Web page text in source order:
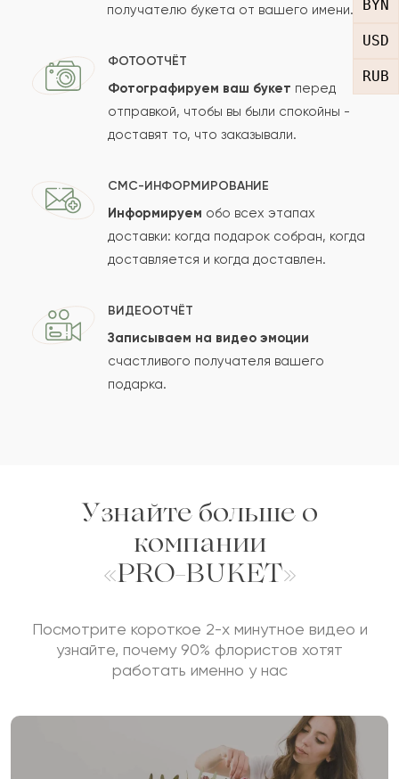
BYN
USD
RUB
Отзыв
Сколько будет
Отзыв будет опубликован после проверки.
Проверяем на спам.
получателю букета от вашего имени.
ФОТООТЧЁТ
Фотографируем ваш букет перед
отправкой, чтобы вы были спокойны -
доставят то, что заказывали.
СМС-ИНФОРМИРОВАНИЕ
Информируем обо всех этапах
доставки: когда подарок собран, когда
доставляется и когда доставлен.
ВИДЕООТЧЁТ
Записываем на видео эмоции
счастливого получателя вашего
подарка.
Узнайте больше о
компании
«PRO-BUKET»
Посмотрите короткое 2-х минутное видео и
узнайте, почему 90% флористов хотят
работать именно у нас